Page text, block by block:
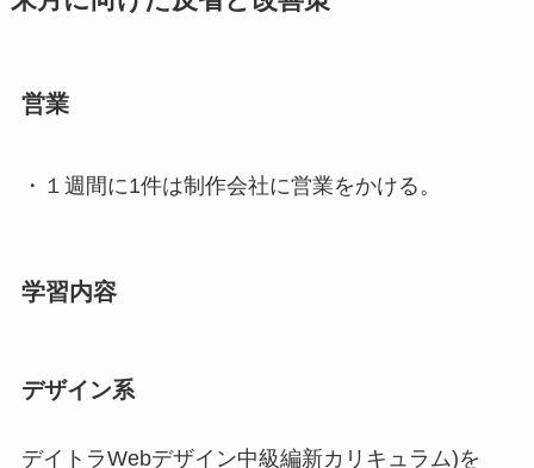
営業
・１週間に1件は制作会社に営業をかける。
学習内容
デザイン系
デイトラWebデザイン中級編新カリキュラム)を